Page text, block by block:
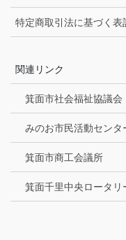
特定商取引法に基づく表
関連リンク
箕面市社会福祉協議会
みのお市民活動センタ
箕面市商工会議所
箕面千里中央ロータリ